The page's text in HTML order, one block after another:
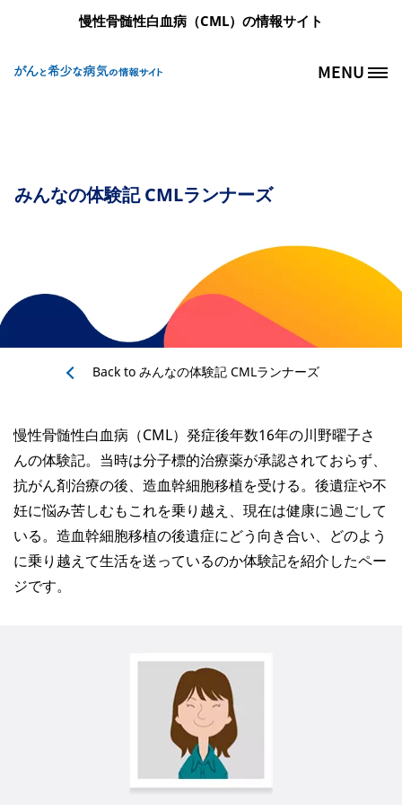
メインコンテンツに移動
慢性骨髄性白血病（CML）の情報サイト
Site Logo MENU
みんなの体験記 CMLランナーズ
Back to みんなの体験記 CMLランナーズ
慢性骨髄性白血病（CML）発症後年数16年の川野曜子さ
んの体験記。当時は分子標的治療薬が承認されておらず、
抗がん剤治療の後、造血幹細胞移植を受ける。後遺症や不
妊に悩み苦しむもこれを乗り越え、現在は健康に過ごして
いる。造血幹細胞移植の後遺症にどう向き合い、どのよう
に乗り越えて生活を送っているのか体験記を紹介したペー
ジです。